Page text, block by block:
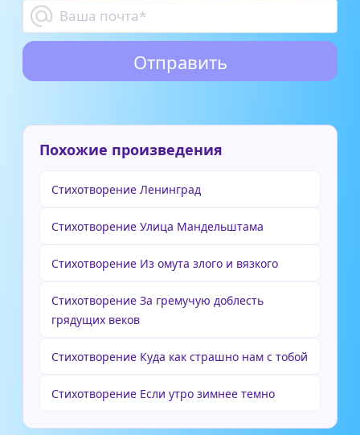
Похожие произведения
Стихотворение Ленинград
Стихотворение Улица Мандельштама
Стихотворение Из омута злого и вязкого
Стихотворение За гремучую доблесть
грядущих веков
Стихотворение Куда как страшно нам с тобой
Стихотворение Если утро зимнее темно